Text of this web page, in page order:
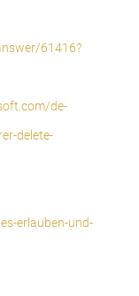
61416?
de-
delete-
erlauben-und-